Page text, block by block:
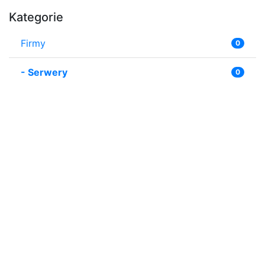
Kategorie
Firmy 0
- Serwery 0